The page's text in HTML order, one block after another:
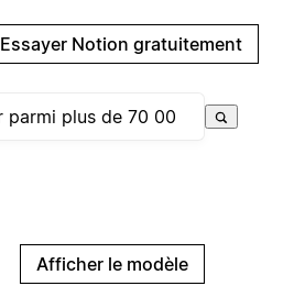
Essayer Notion gratuitement
Afficher le modèle